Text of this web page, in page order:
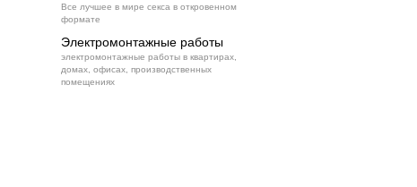
Все лучшее в мире секса в откровенном
формате
Электромонтажные работы
электромонтажные работы в квартирах,
домах, офисах, производственных
помещениях